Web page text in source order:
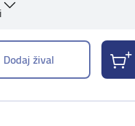
Dodaj žival